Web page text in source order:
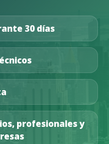
30 días
profesionales y